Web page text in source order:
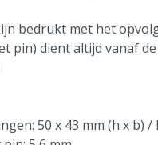
bedrukt met het
pin) dient altijd vanaf
50 x 43 mm (h x b)